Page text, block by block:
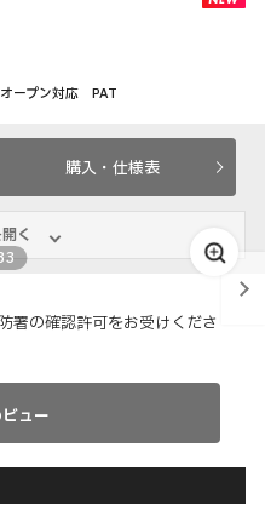
ープン対応 PAT
購入・仕様表
く
署の確認許可をお受けくださ
ュー